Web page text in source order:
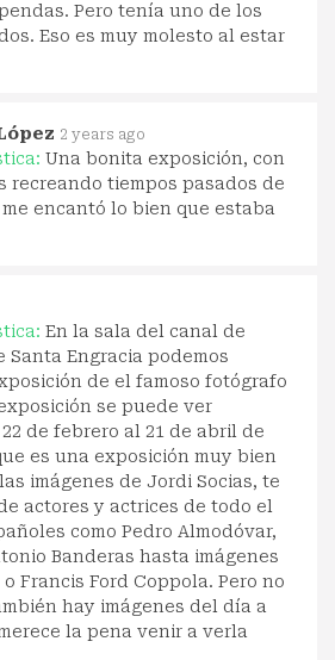
Pero tenía uno de los
Eso es muy molesto al estar
2 years ago
Una bonita exposición, con
recreando tiempos pasados de
encantó lo bien que estaba
En la sala del canal de
Engracia podemos
de el famoso fotógrafo
se puede ver
de febrero al 21 de abril de
es una exposición muy bien
imágenes de Jordi Socias, te
actores y actrices de todo el
como Pedro Almodóvar,
Banderas hasta imágenes
Francis Ford Coppola. Pero no
hay imágenes del día a
la pena venir a verla